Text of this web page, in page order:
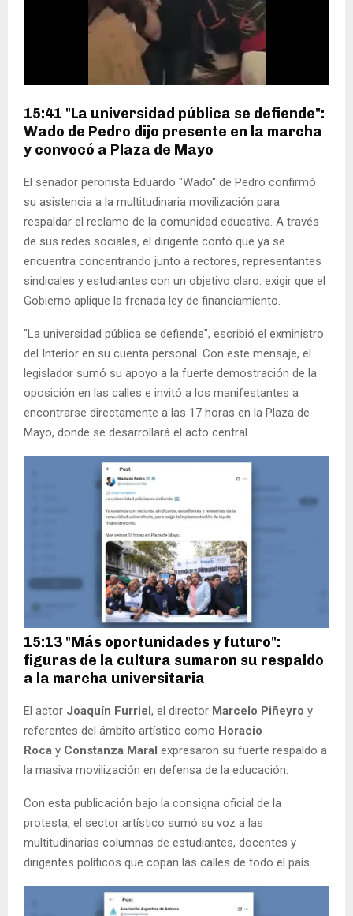
15:41 "La universidad pública se defiende":
Wado de Pedro dijo presente en la marcha
y convocó a Plaza de Mayo
El senador peronista Eduardo "Wado" de Pedro confirmó
su asistencia a la multitudinaria movilización para
respaldar el reclamo de la comunidad educativa. A través
de sus redes sociales, el dirigente contó que ya se
encuentra concentrando junto a rectores, representantes
sindicales y estudiantes con un objetivo claro: exigir que el
Gobierno aplique la frenada ley de financiamiento.
"La universidad pública se defiende", escribió el exministro
del Interior en su cuenta personal. Con este mensaje, el
legislador sumó su apoyo a la fuerte demostración de la
oposición en las calles e invitó a los manifestantes a
encontrarse directamente a las 17 horas en la Plaza de
Mayo, donde se desarrollará el acto central.
15:13 "Más oportunidades y futuro":
figuras de la cultura sumaron su respaldo
a la marcha universitaria
El actor Joaquín Furriel, el director Marcelo Piñeyro y
referentes del ámbito artístico como Horacio
Roca y Constanza Maral expresaron su fuerte respaldo a
la masiva movilización en defensa de la educación.
Con esta publicación bajo la consigna oficial de la
protesta, el sector artístico sumó su voz a las
multitudinarias columnas de estudiantes, docentes y
dirigentes políticos que copan las calles de todo el país.